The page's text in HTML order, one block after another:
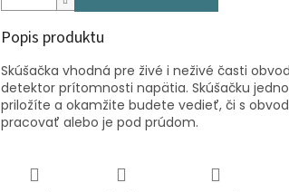
Popis produktu
Skúšačka vhodná pre živé i neživé časti
detektor prítomnosti napätia. Skúšačku
priložíte a okamžite budete vedieť, či s
pracovať alebo je pod prúdom.